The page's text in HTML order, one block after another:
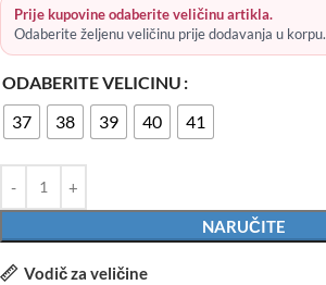
Prije kupovine odaberite veličinu artikla.
Odaberite željenu veličinu prije dodavanja u korpu.
ODABERITE VELICINU
37
38 39 40 41
NARUČITE
Vodič za veličine